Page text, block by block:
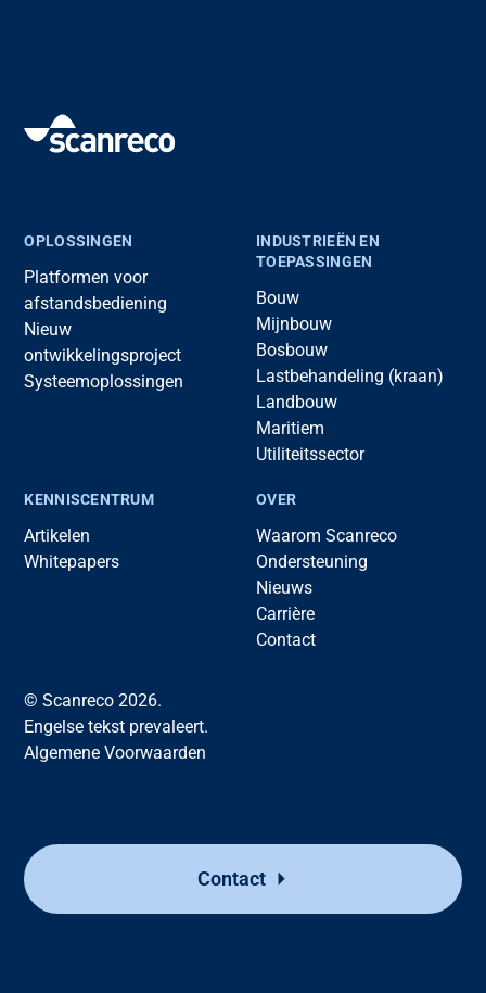
Contact
OPLOSSINGEN
Platformen voor
afstandsbediening
Nieuw
ontwikkelingsproject
Systeemoplossingen
INDUSTRIEËN EN
TOEPASSINGEN
Bouw
Mijnbouw
Bosbouw
Lastbehandeling (kraan)
Landbouw
Maritiem
Utiliteitssector
KENNISCENTRUM
Artikelen
Whitepapers
OVER
Waarom Scanreco
Ondersteuning
Nieuws
Carrière
Contact
© Scanreco 2026.
Engelse tekst prevaleert.
Algemene Voorwaarden